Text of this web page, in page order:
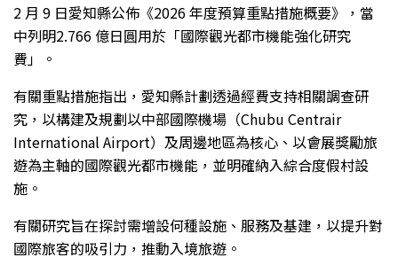
2 月 9 日愛知縣公佈《2026 年度預算重點措施概要》，當
中列明2.766 億日圓用於「國際觀光都市機能強化研究
費」。
有關重點措施指出，愛知縣計劃透過經費支持相關調查研
究，以構建及規劃以中部國際機場（Chubu Centrair
International Airport）及周邊地區為核心、以會展獎勵旅
遊為主軸的國際觀光都市機能，並明確納入綜合度假村設
施。
有關研究旨在探討需增設何種設施、服務及基建，以提升對
國際旅客的吸引力，推動入境旅遊。